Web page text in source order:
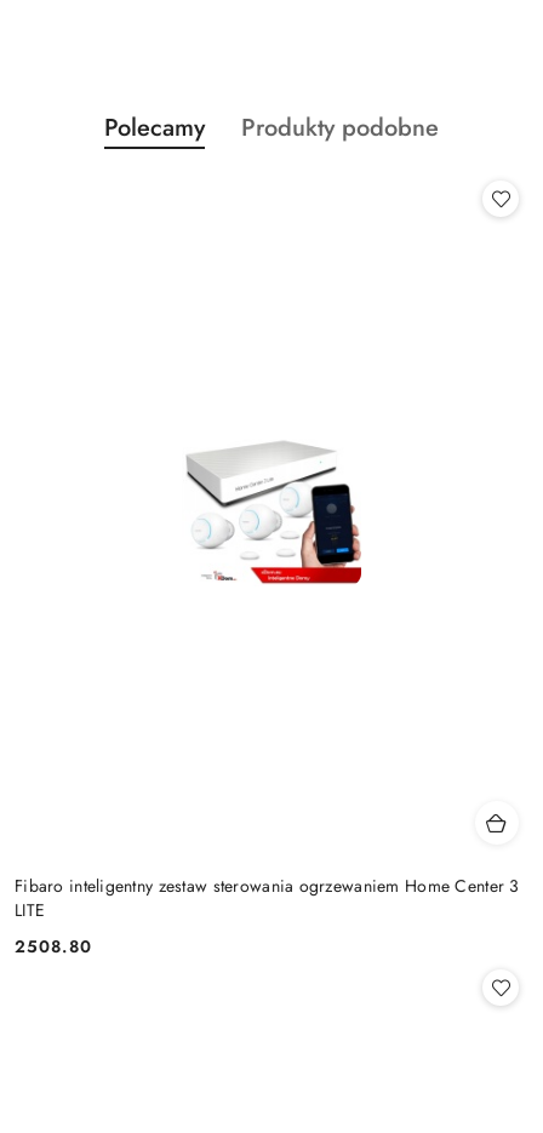
Pomiń karuzelę produktów
Produkty
o
Polecamy
Produkty
Produkty podobne
Fibaro inteligentny zestaw sterowania ogrzewaniem Home Center 3
LITE
Cena:
2508.80